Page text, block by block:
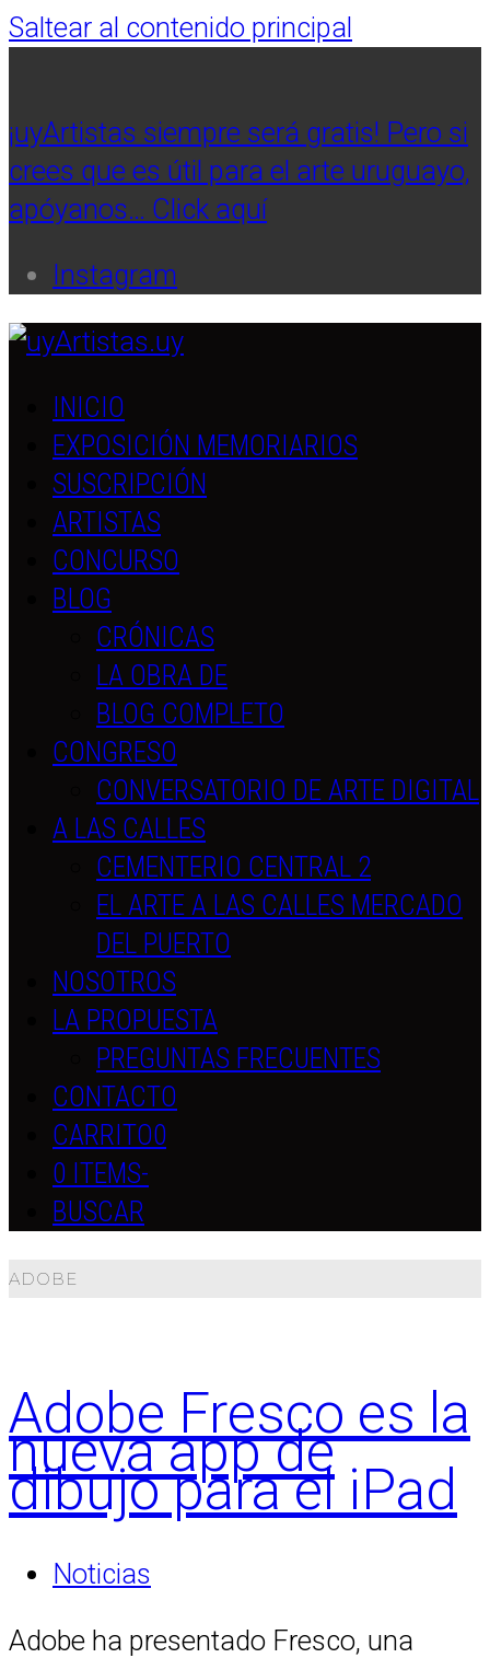
Saltear al contenido principal
¡uyArtistas siempre será gratis! Pero si
crees que es útil para el arte uruguayo,
apóyanos… Click aquí
Instagram
INICIO
EXPOSICIÓN MEMORIARIOS
SUSCRIPCIÓN
ARTISTAS
CONCURSO
BLOG
CRÓNICAS
LA OBRA DE
BLOG COMPLETO
CONGRESO
CONVERSATORIO DE ARTE DIGITAL
A LAS CALLES
CEMENTERIO CENTRAL 2
EL ARTE A LAS CALLES MERCADO
DEL PUERTO
NOSOTROS
LA PROPUESTA
PREGUNTAS FRECUENTES
CONTACTO
CARRITO0
0 ITEMS-
BUSCAR
ADOBE
Adobe Fresco es la
nueva app de
dibujo para el iPad
Noticias
Adobe ha presentado Fresco, una